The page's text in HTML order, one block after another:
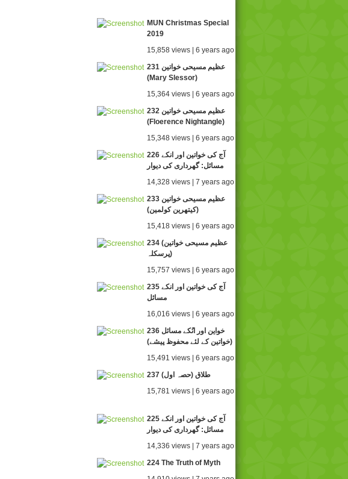
MUN Christmas Special
2019
15,858 views | 6 years ago
231 عظیم مسیحی خواتین
(Mary Slessor)
15,364 views | 6 years ago
232 عظیم مسیحی خواتین
(Floerence Nightangle)
15,348 views | 6 years ago
226 آج کی خواتین اور انکے
مسائل: گھرداری کی دیوار
14,328 views | 7 years ago
233 عظیم مسیحی خواتین
(کیتھرین کولمین)
15,418 views | 6 years ago
234 (عظیم مسیحی خواتین
(پرسکلہ
15,757 views | 6 years ago
235 آج کی خواتین اور انکے
مسائل
16,016 views | 6 years ago
236 خواین اور انُکے مسائل
(خواتین کے لئے محفوظ پیشے)
15,491 views | 6 years ago
237 طلاق (حصہ اول)
15,781 views | 6 years ago
225 آج کی خواتین اور انکے
مسائل: گھرداری کی دیوار
14,336 views | 7 years ago
224 The Truth of Myth